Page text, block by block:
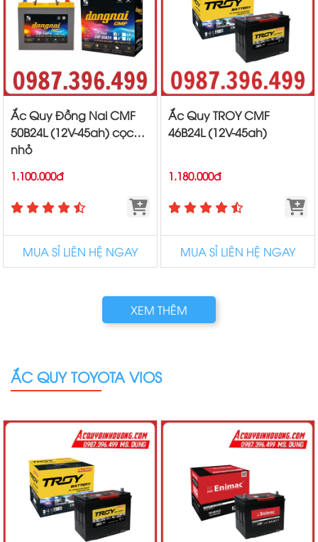
Ắc Quy Đồng Nai CMF
50B24L (12V-45ah) cọc
nhỏ
1.100.000đ
MUA SỈ LIÊN HỆ NGAY
Ắc Quy TROY CMF
46B24L (12V-45ah)
1.180.000đ
MUA SỈ LIÊN HỆ NGAY
XEM THÊM
ẮC QUY TOYOTA VIOS